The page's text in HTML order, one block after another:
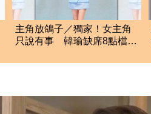
主角放鴿子／獨家！女主角
只說有事 韓瑜缺席8點檔宣